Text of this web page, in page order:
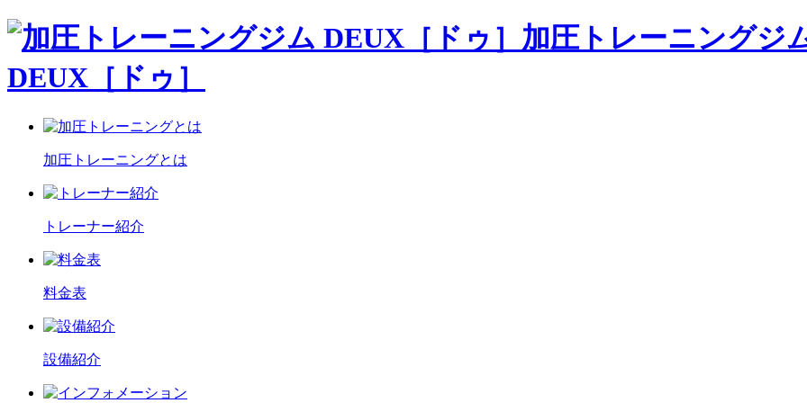
加圧トレーニングジ
DEUX［ドゥ］
加圧トレーニングとは
トレーナー紹介
料金表
設備紹介